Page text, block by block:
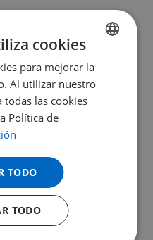
ENGLISH
DUTCH
GERMAN
SPANISH
CATALAN
cookies
para mejorar la
Al utilizar nuestro
todas las cookies
Política de
TODO
TODO